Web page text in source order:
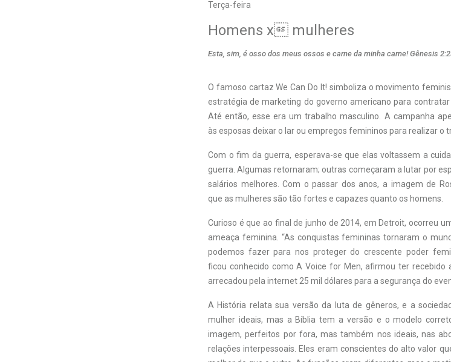
Terça-feira
Homens x mulheres
Esta, sim, é osso dos meus ossos e carne da minha carne! Gênesis
O famoso cartaz We Can Do It! simboliza o movimento
estratégia de marketing do governo americano para
Até então, esse era um trabalho masculino. A campanha
às esposas deixar o lar ou empregos femininos para realizar o
Com o fim da guerra, esperava-se que elas voltassem a
guerra. Algumas retornaram; outras começaram a lutar por
salários melhores. Com o passar dos anos, a imagem de
que as mulheres são tão fortes e capazes quanto os homens.
Curioso é que ao final de junho de 2014, em Detroit, ocorreu
ameaça feminina. “As conquistas femininas tornaram o
podemos fazer para nos proteger do crescente poder
ficou conhecido como A Voice for Men, afirmou ter recebido
arrecadou pela internet 25 mil dólares para a segurança do
A História relata sua versão da luta de gêneros, e a
mulher ideais, mas a Bíblia tem a versão e o modelo
imagem, perfeitos por fora, mas também nos ideais, nas
relações interpessoais. Eles eram conscientes do alto valor